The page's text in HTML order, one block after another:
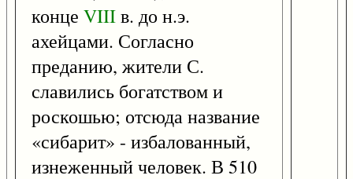
конце VIIIв. до н.э.
ахейцами. Согласно
преданию, жители С.
славились богатством и
роскошью; отсюда название
«сибарит» - избалованный,
изнеженный человек. В 510